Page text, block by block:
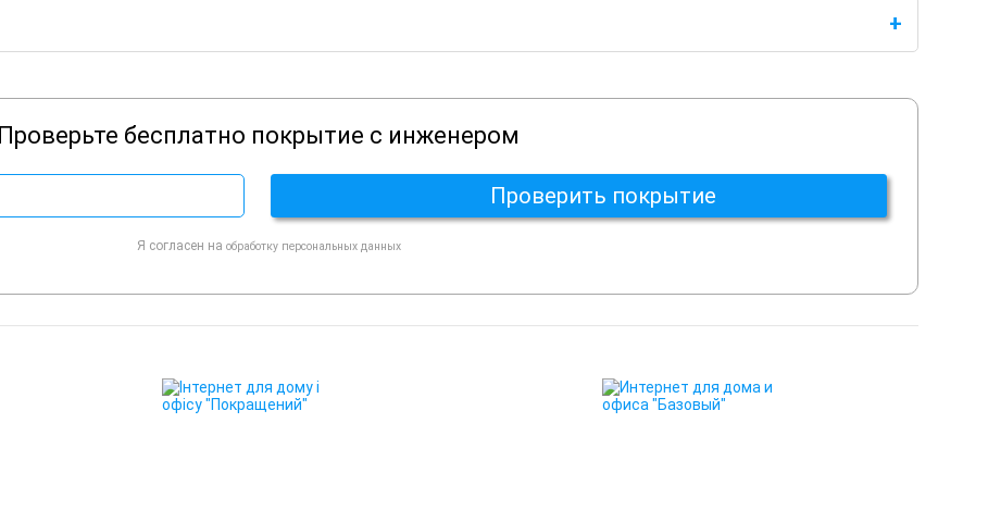
Проверьте бесплатно покрытие с инженером
Я согласен на обработку персональных данных
Проверить покрытие